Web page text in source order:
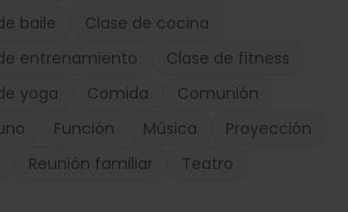
baile
Clase de cocina
entrenamiento
Clase de fitness
yoga
Comida
Comunión
Función Música
Proyección
Reunión familiar Teatro